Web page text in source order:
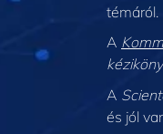
témáról.
A
A
és jól